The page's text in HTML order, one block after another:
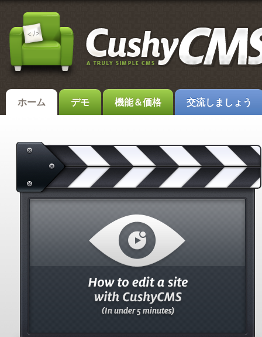
ホーム デモ 機能＆価格 交流しましょう